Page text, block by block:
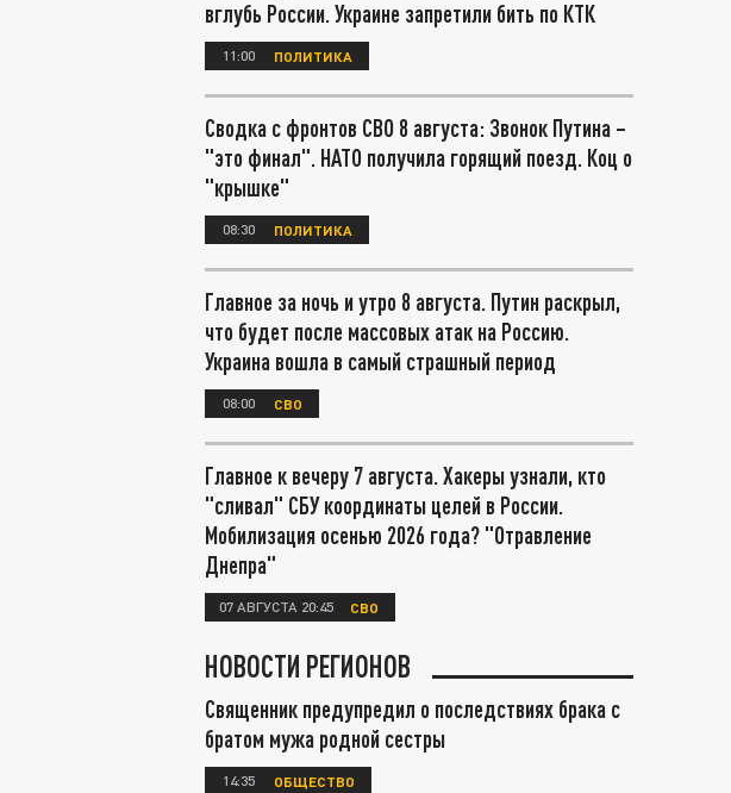
вглубь России. Украине запретили бить по КТК
11:00 ПОЛИТИКА
Сводка с фронтов СВО 8 августа: Звонок Путина –
"это финал". НАТО получила горящий поезд. Коц о
"крышке"
08:30 ПОЛИТИКА
Главное за ночь и утро 8 августа. Путин раскрыл,
что будет после массовых атак на Россию.
Украина вошла в самый страшный период
08:00 СВО
Главное к вечеру 7 августа. Хакеры узнали, кто
"сливал" СБУ координаты целей в России.
Мобилизация осенью 2026 года? "Отравление
Днепра"
07 АВГУСТА 20:45 СВО
НОВОСТИ РЕГИОНОВ
Священник предупредил о последствиях брака с
братом мужа родной сестры
14:35 ОБЩЕСТВО